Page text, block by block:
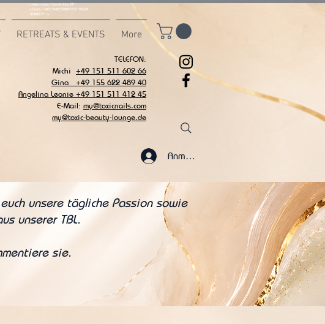
<meta name="msvalidate.01"
content="687C7942539BAEE65C1AF6DB
7F6B85CA" />
RETREATS & EVENTS More
TELEFON:
Michi +49 151 511 602 66
Gina +49 155 622 489 40
Angelina Leonie +49 151 511 412 45
E-Mail: my@toxicnails.com
my@toxic-beauty-lounge.de
Anmelden
unsere tägliche Passion sowie
unserer TBL.
sie.